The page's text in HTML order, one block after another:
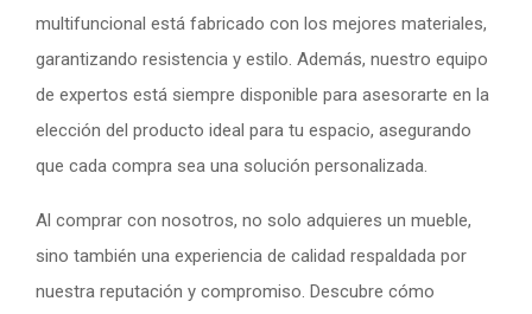
multifuncional está fabricado con los mejores materiales,
garantizando resistencia y estilo. Además, nuestro equipo
de expertos está siempre disponible para asesorarte en la
elección del producto ideal para tu espacio, asegurando
que cada compra sea una solución personalizada.
Al comprar con nosotros, no solo adquieres un mueble,
sino también una experiencia de calidad respaldada por
nuestra reputación y compromiso. Descubre cómo